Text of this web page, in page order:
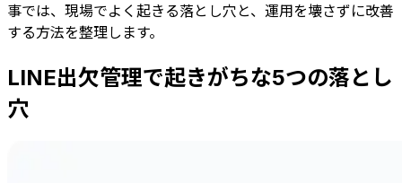
事では、現場でよく起きる落とし穴と、運用を壊さずに改善
する方法を整理します。
LINE出欠管理で起きがちな5つの落とし
穴